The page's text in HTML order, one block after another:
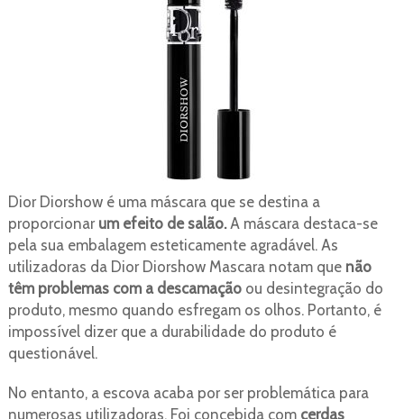
Dior Diorshow é uma máscara que se destina a
proporcionar um efeito de salão.A máscara destaca-se
pela sua embalagem esteticamente agradável. As
utilizadoras da Dior Diorshow Mascara notam que não
têm problemas com a descamaçãoou desintegração do
produto, mesmo quando esfregam os olhos. Portanto, é
impossível dizer que a durabilidade do produto é
questionável.
No entanto, a escova acaba por ser problemática para
numerosas utilizadoras. Foi concebida com cerdas